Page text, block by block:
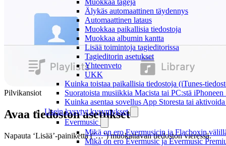
Muokkaa tageja
Älykäs automaattinen täydennys
Automaattinen lataus
Muokkaa paikallisia tiedostoja
Muokkaa albumin kantta
Lisää toimintoja tagieditorissa
Tagieditorin asetukset
Yhteenveto
UKK
Kuinka toistaa paikallisia tiedostoja (iTunes-
Suoratoista musiikkia Macista tai PC:stä
Kuinka asentaa sovellus App Storesta tai
Usein kysytyt kysymykset
Evermusic
Mikä on ero Evermusicin ja Flacboxin
Mikä on ero Evermusic ja Evermusic
Pilvikansiot
Avaa tiedoston asetukset
Napauta ‘Lisää’-painiketta (’…’) muokattavan tiedoston vieressä.